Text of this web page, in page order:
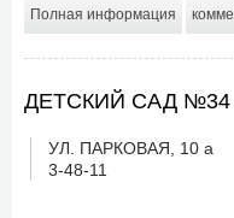
Полная информация
ДЕТСКИЙ САД №34
УЛ. ПАРКОВАЯ, 10 а
3-48-11